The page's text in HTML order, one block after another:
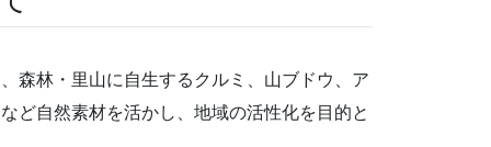
森林・里山に自生するクルミ、山ブドウ、ア
ど自然素材を活かし、地域の活性化を目的と